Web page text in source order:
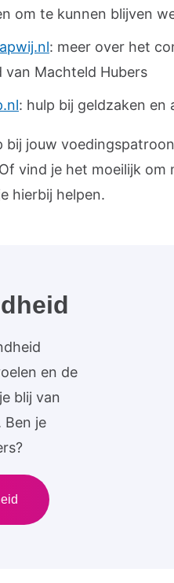
om te kunnen blijven
: meer over het
van Machteld Hubers
: hulp bij geldzaken en
bij jouw
vind je het moeilijk om
hierbij helpen.
en de
blij van
je